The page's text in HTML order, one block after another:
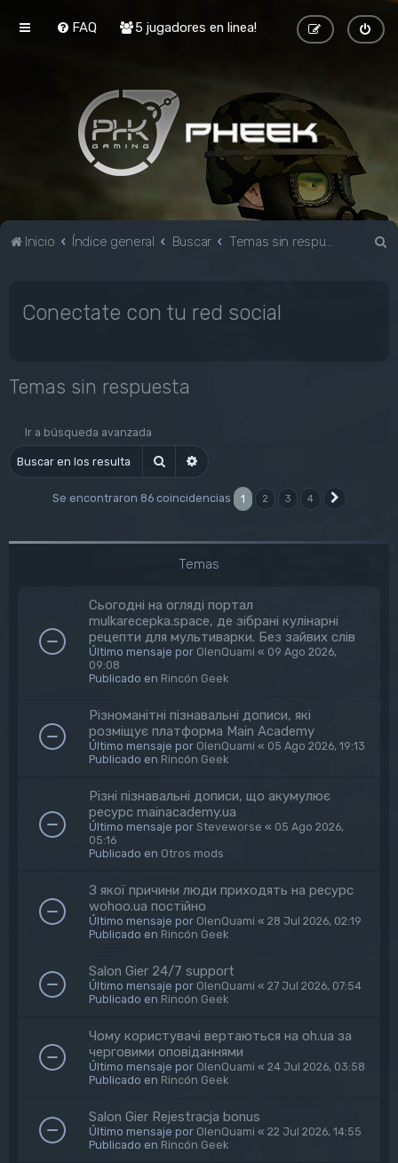
FAQ 5 jugadores en linea!
Inicio Índice general Buscar Temas sin respuesta
Conectate con tu red social
Temas sin respuesta
Ir a búsqueda avanzada
Buscar Búsqueda avanzada
Se encontraron 86 coincidencias 1 2 3 4
Temas
Сьогодні на огляді портал
mulkarecepka.space, де зібрані кулінарні
рецепти для мультиварки. Без зайвих слів
Último mensaje por OlenQuami « 09 Ago 2026,
09:08
Publicado en Rincón Geek
Різноманітні пізнавальні дописи, які
розміщує платформа Main Academy
Último mensaje por OlenQuami « 05 Ago 2026, 19:13
Publicado en Rincón Geek
Різні пізнавальні дописи, що акумулює
ресурс mainacademy.ua
Último mensaje por Steveworse « 05 Ago 2026,
05:16
Publicado en Otros mods
З якої причини люди приходять на ресурс
wohoo.ua постійно
Último mensaje por OlenQuami « 28 Jul 2026, 02:19
Publicado en Rincón Geek
Salon Gier 24/7 support
Último mensaje por OlenQuami « 27 Jul 2026, 07:54
Publicado en Rincón Geek
Чому користувачі вертаються на oh.ua за
черговими оповіданнями
Último mensaje por OlenQuami « 24 Jul 2026, 03:58
Publicado en Rincón Geek
Salon Gier Rejestracja bonus
Último mensaje por OlenQuami « 22 Jul 2026, 14:55
Publicado en Rincón Geek